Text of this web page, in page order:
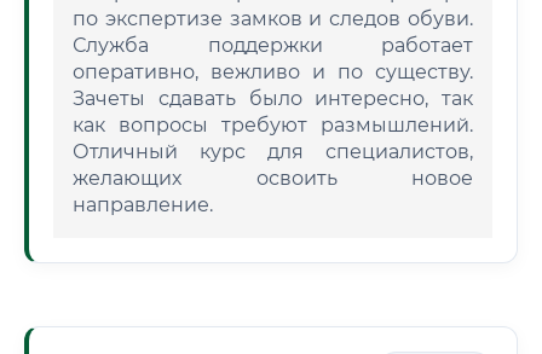
по экспертизе замков и следов обуви.
Служба поддержки работает
оперативно, вежливо и по существу.
Зачеты сдавать было интересно, так
как вопросы требуют размышлений.
Отличный курс для специалистов,
желающих освоить новое
направление.